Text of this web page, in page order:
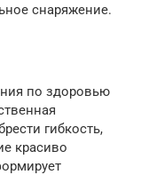
снаряжение.
по здоровью
гибкость,
красиво